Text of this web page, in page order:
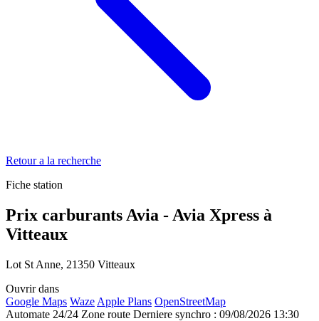
Retour a la recherche
Fiche station
Prix carburants Avia - Avia Xpress à
Vitteaux
Lot St Anne, 21350 Vitteaux
Ouvrir dans
Google Maps Waze Apple Plans OpenStreetMap
Automate 24/24 Zone route Derniere synchro : 09/08/2026 13:30